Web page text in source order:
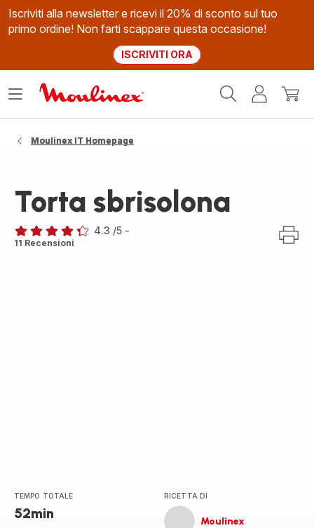
Iscriviti alla newsletter e ricevi il 20% di sconto sul tuo
primo ordine! Non farti scappare questa occasione!
ISCRIVITI ORA
Il
Apri
Moulinex IT Homepage
Torta sbrisolona
ratings.4.3
4.3 /5 -
11 Recensioni
TEMPO TOTALE
52min
RICETTA DI
Moulinex